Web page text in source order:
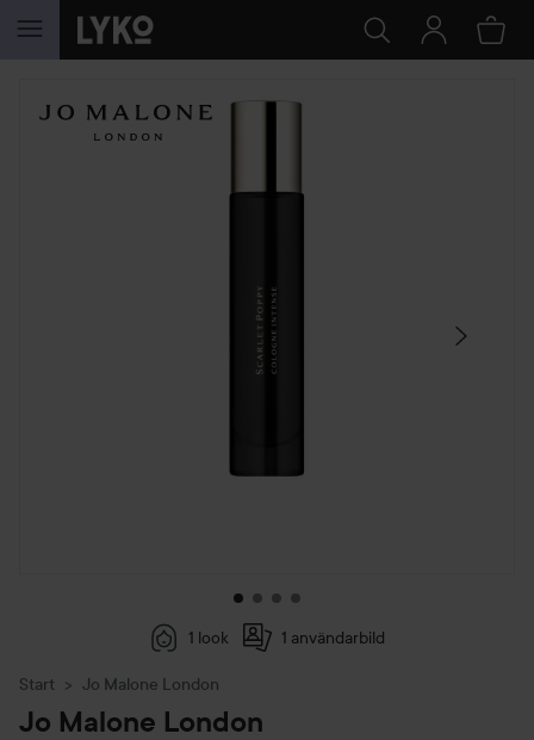
HOPPA TILL INNEHÅLLET
HOPPA ÖVER SEKTIONEN
1 look 1 användarbild
Start Jo Malone London
Jo Malone London